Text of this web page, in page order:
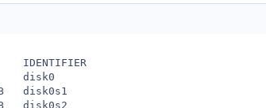
IDENTIFIER
disk0
disk0s1
disk0s2